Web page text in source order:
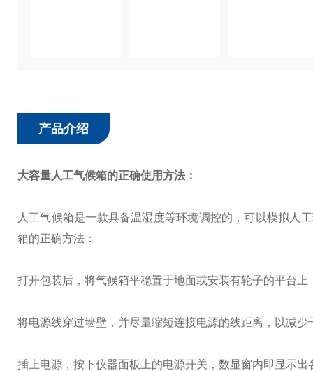
产品介绍
大容量人工气候箱的正确使用方法：
人工气候箱是一款具备温湿度等环境调控的，可以模拟人
箱的正确方法：
打开包装后，将气候箱平稳置于地面或安装有轮子的平台上
将电源线穿过墙壁，并尽量缩短连接电源的线距离，以减少
插上电源，按下仪器面板上的电源开关，数显窗内即显示出